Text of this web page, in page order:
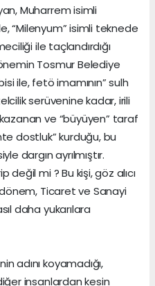
Muharrem isimli
“Milenyum” isimli teknede
ile taçlandırdığı
Tosmur Belediye
ile, fetö imamının” sulh
serüvenine kadar, irili
ve “büyüyen” taraf
dostluk” kurduğu, bu
dargın ayrılmıştır.
değil mi ? Bu kişi, göz alıcı
Ticaret ve Sanayi
daha yukarılara
adını koyamadığı,
insanlardan kesin